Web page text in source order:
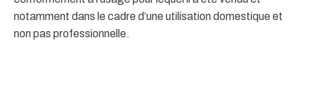
notamment dans le cadre d’une utilisation domestique et
non pas professionnelle.